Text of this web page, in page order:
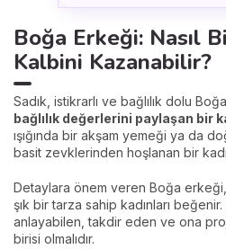
Boğa Erkeği: Nasıl
Kalbini Kazanabilir?
Sadık, istikrarlı ve bağlılık dolu
bağlılık değerlerini paylaşan bir
ışığında bir akşam yemeği ya da
basit zevklerinden hoşlanan bir
Detaylara önem veren Boğa
şık bir tarza sahip kadınları
anlayabilen, takdir eden ve ona
birisi olmalıdır.